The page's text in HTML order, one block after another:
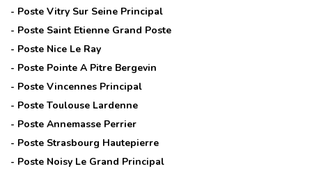
- Poste Vitry Sur Seine Principal
- Poste Saint Etienne Grand Poste
- Poste Nice Le Ray
- Poste Pointe A Pitre Bergevin
- Poste Vincennes Principal
- Poste Toulouse Lardenne
- Poste Annemasse Perrier
- Poste Strasbourg Hautepierre
- Poste Noisy Le Grand Principal